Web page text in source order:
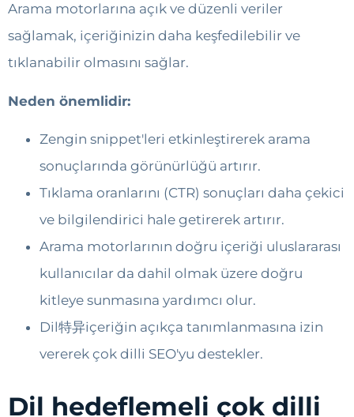
Arama motorlarına açık ve düzenli veriler
sağlamak, içeriğinizin daha keşfedilebilir ve
tıklanabilir olmasını sağlar.
Neden önemlidir:
Zengin snippet'leri etkinleştirerek arama
sonuçlarında görünürlüğü artırır.
Tıklama oranlarını (CTR) sonuçları daha çekici
ve bilgilendirici hale getirerek artırır.
Arama motorlarının doğru içeriği uluslararası
kullanıcılar da dahil olmak üzere doğru
kitleye sunmasına yardımcı olur.
Dil特异içeriğin açıkça tanımlanmasına izin
vererek çok dilli SEO'yu destekler.
Dil hedeflemeli çok dilli